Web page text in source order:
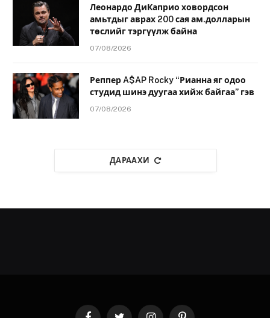
Леонардо ДиКаприо ховордсон
амьтдыг аврах 200 сая ам.долларын
төслийг тэргүүлж байна
07/08/2026
Реппер A$AP Rocky “Рианна яг одоо
студид шинэ дуугаа хийж байгаа” гэв
07/08/2026
ДАРААХИ